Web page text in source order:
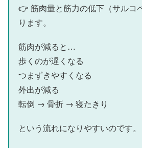
👉 筋肉量と筋力の低下（サルコ
ります。
筋肉が減ると…
歩くのが遅くなる
つまずきやすくなる
外出が減る
転倒 → 骨折 → 寝たきり
という流れになりやすいのです。